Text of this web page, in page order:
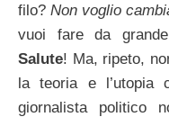
filo?Non voglio
vuoi fare da
Salute! Ma, ripeto,
la teoria e l’utopia
giornalista politico